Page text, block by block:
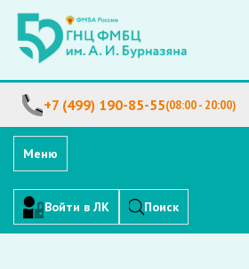
+7 (499) 190-85-55(08:00 - 20:00)
Меню
Войти в ЛК Поиск